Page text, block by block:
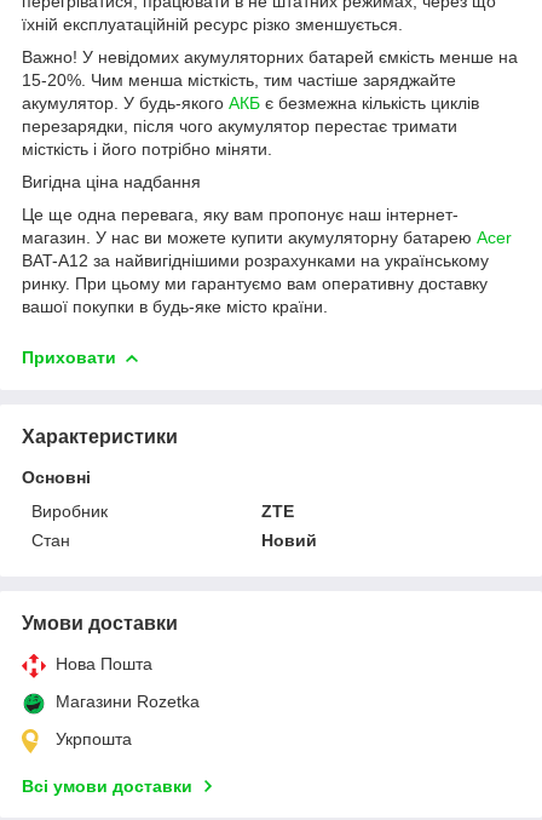
їхній експлуатаційній ресурс різко зменшується.
Важно! У невідомих акумуляторних батарей ємкість менше на
15-20%. Чим менша місткість, тим частіше заряджайте
акумулятор. У будь-якого АКБ є безмежна кількість циклів
перезарядки, після чого акумулятор перестає тримати
місткість і його потрібно міняти.
Вигідна ціна надбання
Це ще одна перевага, яку вам пропонує наш інтернет-
магазин. У нас ви можете купити акумуляторну батарею Acer
BAT-A12 за найвигіднішими розрахунками на українському
ринку. При цьому ми гарантуємо вам оперативну доставку
вашої покупки в будь-яке місто країни.
Приховати
Характеристики
Основні
Виробник
ZTE
Стан
Новий
Умови доставки
Нова Пошта
Магазини Rozetka
Укрпошта
Всі умови доставки